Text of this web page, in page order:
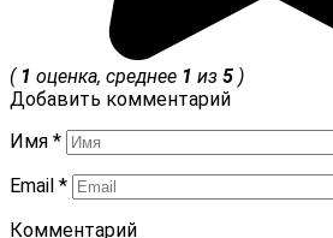
( 1 оценка, среднее 1 из 5 )
Добавить комментарий
Имя *
Email *
Комментарий